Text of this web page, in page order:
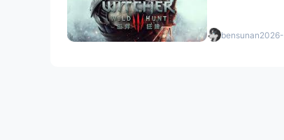
bensunan